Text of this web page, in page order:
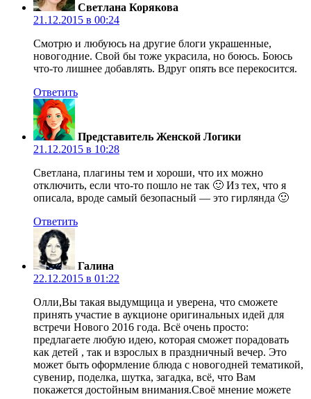
Светлана Корякова
21.12.2015 в 00:24
Смотрю и любуюсь на другие блоги украшенные,
новогодние. Свой бы тоже украсила, но боюсь. Боюсь
что-то лишнее добавлять. Вдруг опять все перекосится.
Ответить
Представитель Женской Логики
21.12.2015 в 10:28
Светлана, плагины тем и хороши, что их можно
отключить, если что-то пошло не так 🙂 Из тех, что я
описала, вроде самый безопасный — это гирлянда 🙂
Ответить
Галина
22.12.2015 в 01:22
Олли,Вы такая выдумщица и уверена, что сможете
принять участие в аукционе оригинальных идей для
встречи Нового 2016 года. Всё очень просто:
предлагаете любую идею, которая сможет порадовать
как детей , так и взрослых в праздничный вечер. Это
может быть оформление блюда с новогодней тематикой,
сувенир, поделка, шутка, загадка, всё, что Вам
покажется достойным внимания.Своё мнение можете